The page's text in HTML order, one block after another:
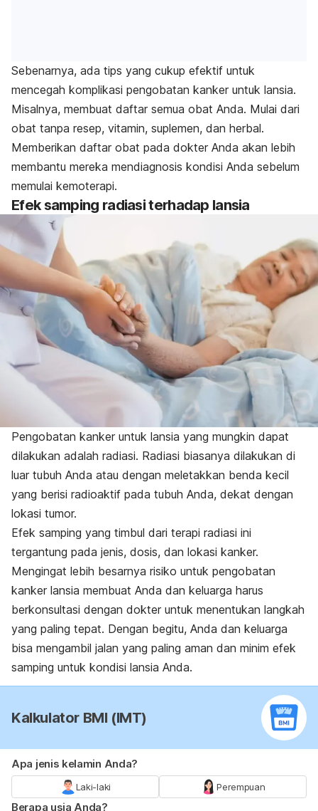
Sebenarnya, ada tips yang cukup efektif untuk
mencegah komplikasi pengobatan kanker untuk lansia.
Misalnya, membuat daftar semua obat Anda. Mulai dari
obat tanpa resep, vitamin, suplemen, dan herbal.
Memberikan daftar obat pada dokter Anda akan lebih
membantu mereka mendiagnosis kondisi Anda sebelum
memulai kemoterapi.
Efek samping radiasi terhadap lansia
Pengobatan kanker untuk lansia yang mungkin dapat
dilakukan adalah radiasi. Radiasi biasanya dilakukan di
luar tubuh Anda atau dengan meletakkan benda kecil
yang berisi radioaktif pada tubuh Anda, dekat dengan
lokasi tumor.
Efek samping yang timbul dari terapi radiasi ini
tergantung pada jenis, dosis, dan lokasi kanker.
Mengingat lebih besarnya risiko untuk pengobatan
kanker lansia membuat Anda dan keluarga harus
berkonsultasi dengan dokter untuk menentukan langkah
yang paling tepat. Dengan begitu, Anda dan keluarga
bisa mengambil jalan yang paling aman dan minim efek
samping untuk kondisi lansia Anda.
Kalkulator BMI (IMT)
Apa jenis kelamin Anda?
Laki-laki Perempuan
Berapa usia Anda?